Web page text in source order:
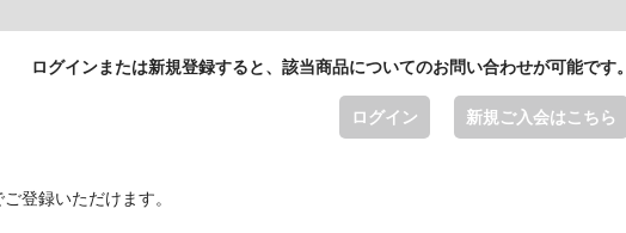
ログインまたは新規登録すると、該当商品についてのお問い合わせが可能です
ログイン 新規ご入会はこちら
登録いただけます。